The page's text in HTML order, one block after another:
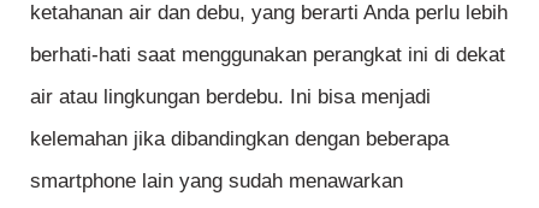
ketahanan air dan debu, yang berarti Anda perlu lebih
berhati-hati saat menggunakan perangkat ini di dekat
air atau lingkungan berdebu. Ini bisa menjadi
kelemahan jika dibandingkan dengan beberapa
smartphone lain yang sudah menawarkan